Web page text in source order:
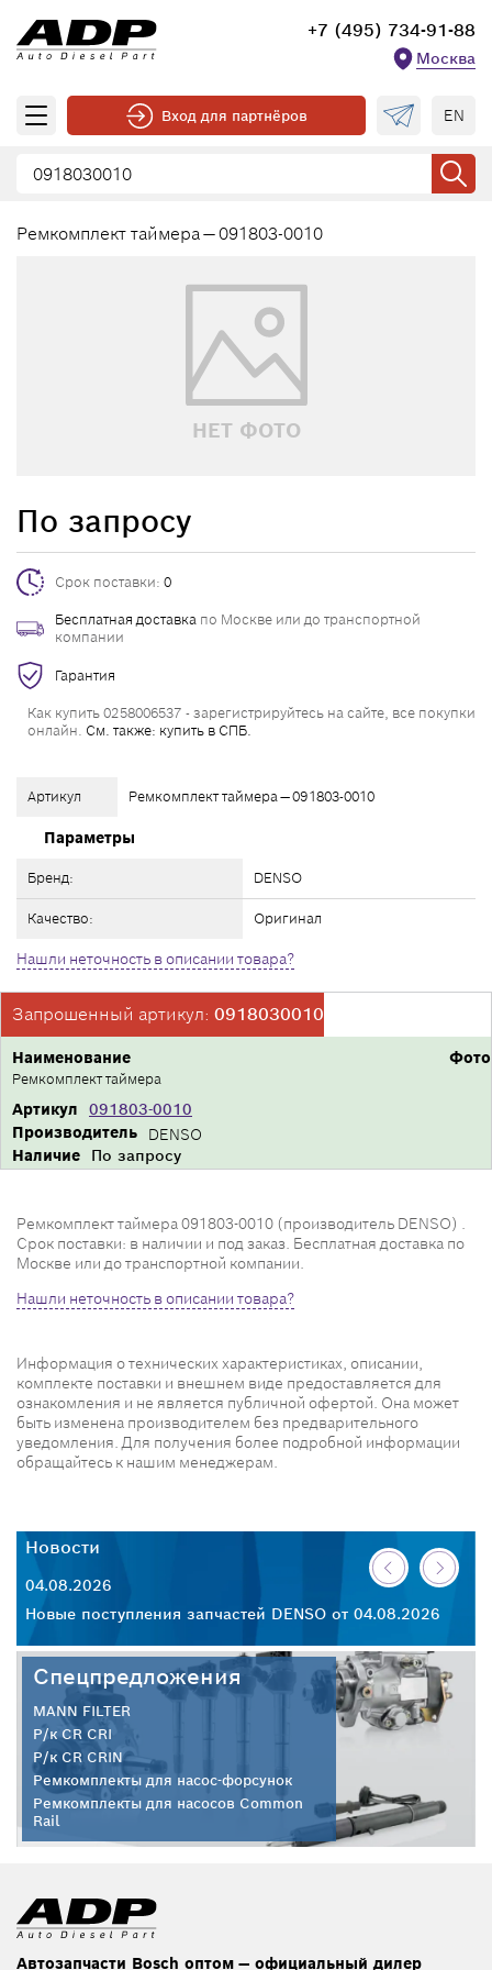
+7 (495) 734-91-88
Москва
Вход для партнёров EN
Ремкомплект таймера — 091803-0010
НЕТ ФОТО
Артикул Ремкомплект таймера — 091803-0010
Параметры
Бренд: DENSO
Качество: Оригинал
Нашли неточность в описании товара?
По запросу
Срок поставки: 0
Бесплатная доставка по Москве или до транспортной
компании
Гарантия
Как купить 0258006537 - зарегистрируйтесь на сайте, все покупки
онлайн. См. также: купить в СПБ.
Запрошенный артикул: 0918030010
Фото
Производитель DENSO
Артикул 091803-0010
Наименование
Ремкомплект таймера
Наличие По запросу
Ремкомплект таймера 091803-0010 (производитель DENSO) .
Срок поставки: в наличии и под заказ. Бесплатная доставка по
Москве или до транспортной компании.
Нашли неточность в описании товара?
Информация о технических характеристиках, описании,
комплекте поставки и внешнем виде предоставляется для
ознакомления и не является публичной офертой. Она может
быть изменена производителем без предварительного
уведомления. Для получения более подробной информации
обращайтесь к нашим менеджерам.
Новости
04.08.2026
Новые поступления запчастей DENSO от 04.08.2026
Спецпредложения
MANN FILTER
Р/к CR CRI
Р/к CR CRIN
Ремкомплекты для насос-форсунок
Ремкомплекты для насосов Common
Rail
Автозапчасти Bosch оптом — официальный дилер